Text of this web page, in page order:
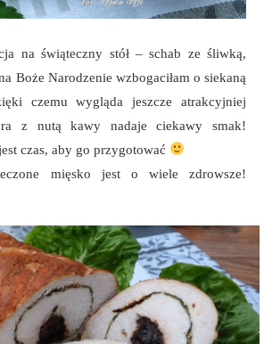
na świąteczny stół – schab ze śliwką,
Boże Narodzenie wzbogaciłam o siekaną
czemu wygląda jeszcze atrakcyjniej
z nutą kawy nadaje ciekawy smak!
czas, aby go przygotować
mięsko jest o wiele zdrowsze!